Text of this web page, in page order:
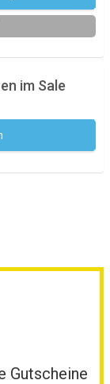
im Sale
Gutscheine